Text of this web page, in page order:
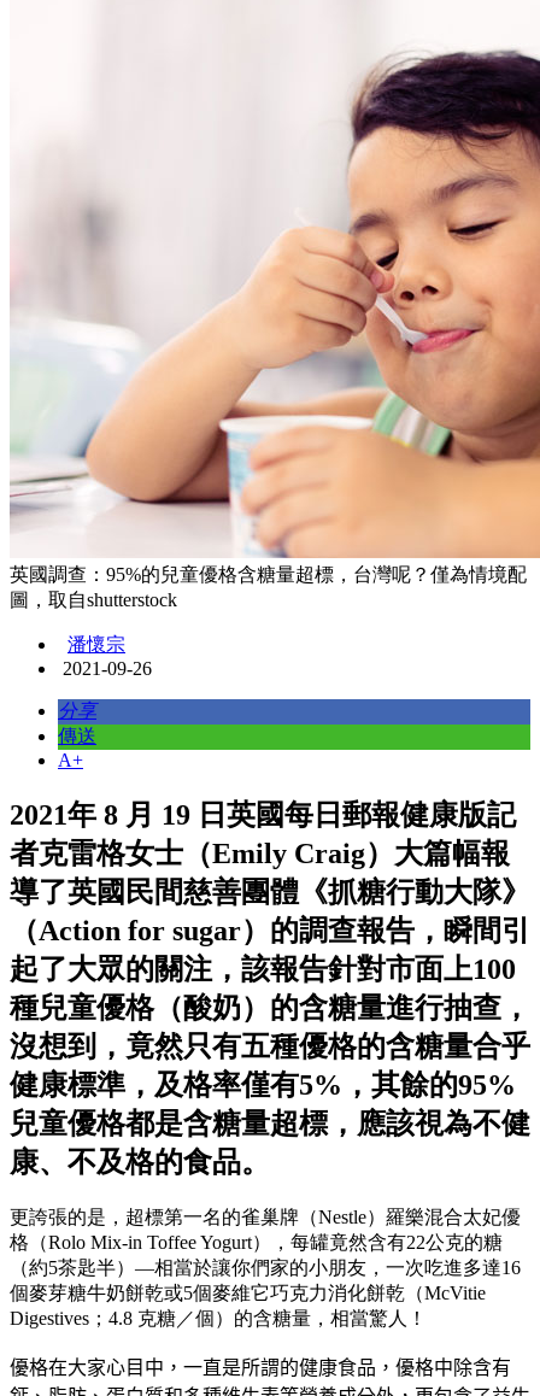
英國調查：95%的兒童優格含糖量超標，台灣呢？僅為情境配
圖，取自shutterstock
潘懷宗
2021-09-26
分享
傳送
A+
2021年 8 月 19 日英國每日郵報健康版記
者克雷格女士（Emily Craig）大篇幅報
導了英國民間慈善團體《抓糖行動大隊》
（Action for sugar）的調查報告，瞬間引
起了大眾的關注，該報告針對市面上100
種兒童優格（酸奶）的含糖量進行抽查，
沒想到，竟然只有五種優格的含糖量合乎
健康標準，及格率僅有5%，其餘的95%
兒童優格都是含糖量超標，應該視為不健
康、不及格的食品。
更誇張的是，超標第一名的雀巢牌（Nestle）羅樂混合太妃優
格（Rolo Mix-in Toffee Yogurt），每罐竟然含有22公克的糖
（約5茶匙半）—相當於讓你們家的小朋友，一次吃進多達16
個麥芽糖牛奶餅乾或5個麥維它巧克力消化餅乾（McVitie
Digestives；4.8 克糖／個）的含糖量，相當驚人！
優格在大家心目中，一直是所謂的健康食品，優格中除含有